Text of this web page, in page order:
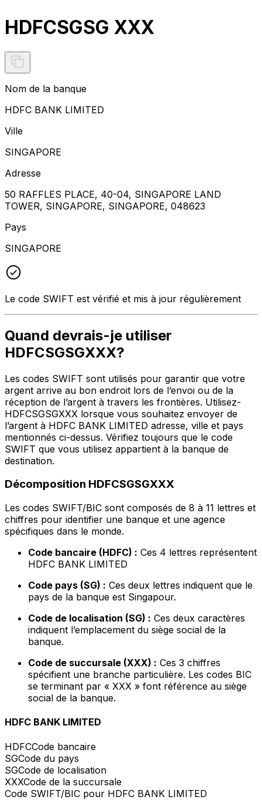
HDFCSGSG XXX
Nom de la banque
HDFC BANK LIMITED
Ville
SINGAPORE
Adresse
50 RAFFLES PLACE, 40-04, SINGAPORE LAND
TOWER, SINGAPORE, SINGAPORE, 048623
Pays
SINGAPORE
Le code SWIFT est vérifié et mis à jour régulièrement
Quand devrais-je utiliser
HDFCSGSGXXX?
Les codes SWIFT sont utilisés pour garantir que votre
argent arrive au bon endroit lors de l’envoi ou de la
réception de l’argent à travers les frontières. Utilisez-
HDFCSGSGXXX lorsque vous souhaitez envoyer de
l’argent à HDFC BANK LIMITED adresse, ville et pays
mentionnés ci-dessus. Vérifiez toujours que le code
SWIFT que vous utilisez appartient à la banque de
destination.
Décomposition HDFCSGSGXXX
Les codes SWIFT/BIC sont composés de 8 à 11 lettres et
chiffres pour identifier une banque et une agence
spécifiques dans le monde.
Code bancaire (HDFC) : Ces 4 lettres représentent
HDFC BANK LIMITED
Code pays (SG) : Ces deux lettres indiquent que le
pays de la banque est Singapour.
Code de localisation (SG) : Ces deux caractères
indiquent l’emplacement du siège social de la
banque.
Code de succursale (XXX) : Ces 3 chiffres
spécifient une branche particulière. Les codes BIC
se terminant par « XXX » font référence au siège
social de la banque.
HDFC BANK LIMITED
HDFCCode bancaire
SGCode du pays
SGCode de localisation
XXXCode de la succursale
Code SWIFT/BIC pour HDFC BANK LIMITED